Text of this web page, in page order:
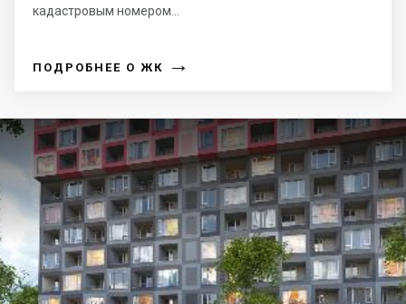
кадастровым номером...
ПОДРОБНЕЕ О ЖК →